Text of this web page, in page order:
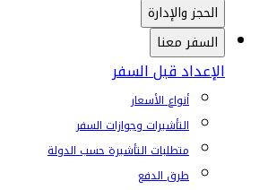
الحجز والإدارة
السفر معنا
الإعداد قبل السفر
أنواع الأسعار
التأشيرات وجوازات السفر
متطلبات التأشيرة حسب الدولة
طرق الدفع